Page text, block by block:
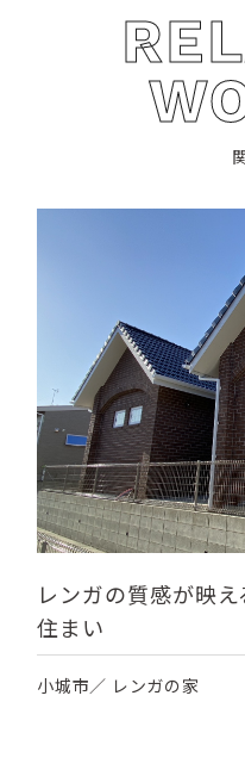
レンガの質感が映
住まい
小城市／ レンガの家